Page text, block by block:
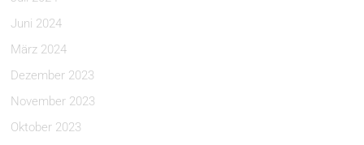
Juni 2024
März 2024
Dezember 2023
November 2023
Oktober 2023